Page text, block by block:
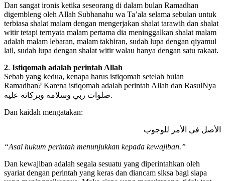
Dan sangat ironis ketika seseorang di dalam bulan Ramadhan
digembleng oleh Allah Subhanahu wa Ta’ala selama sebulan untuk
terbiasa shalat malam dengan mengerjakan shalat tarawih dan shalat
witir tetapi ternyata malam pertama dia meninggalkan shalat malam
adalah malam lebaran, malam takbiran, sudah lupa dengan qiyamul
lail, sudah lupa dengan shalat witir walau hanya dengan satu rakaat.
2. Istiqomah adalah perintah Allah
Sebab yang kedua, kenapa harus istiqomah setelah bulan
Ramadhan? Karena istiqomah adalah perintah Allah dan RasulNya
صلوات ربي وسلامه وبركاته عليه.
Dan kaidah mengatakan:
ﺍﻷﺻﻞ ﻓﻲ ﺍﻷﻣﺮ ﻟﻠﻮﺟﻮﺏ
“Asal hukum perintah menunjukkan kepada kewajiban.”
Dan kewajiban adalah segala sesuatu yang diperintahkan oleh
syariat dengan perintah yang keras dan diancam siksa bagi siapa